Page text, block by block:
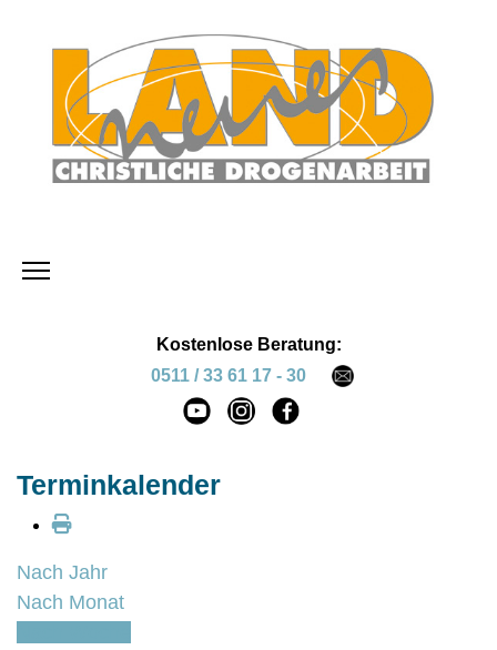
Kostenlose Beratung:
0511 / 33 61 17 - 30
Terminkalender
Nach Jahr
Nach Monat